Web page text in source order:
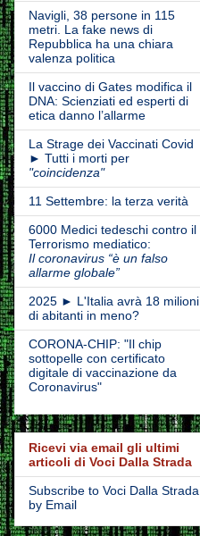
Navigli, 38 persone in 115
metri. La fake news di
Repubblica ha una chiara
valenza politica
Il vaccino di Gates modifica il
DNA: Scienziati ed esperti di
etica danno l’allarme
La Strage dei Vaccinati Covid
► Tutti i morti per
"coincidenza"
11 Settembre: la terza verità
6000 Medici tedeschi contro il
Terrorismo mediatico:
Il coronavirus “è un falso
allarme globale”
2025 ► L'Italia avrà 18 milioni
di abitanti in meno?
CORONA-CHIP: "Il chip
sottopelle con certificato
digitale di vaccinazione da
Coronavirus"
Ricevi via email gli ultimi
articoli di Voci Dalla Strada
Subscribe to Voci Dalla Strada
by Email